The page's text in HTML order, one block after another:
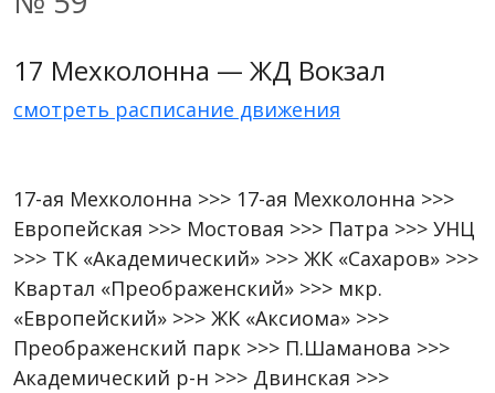
17 Мехколонна — ЖД Вокзал
смотреть расписание движения
17-ая Мехколонна >>> 17-ая Мехколонна >>>
Европейская >>> Мостовая >>> Патра >>> УНЦ
>>> ТК «Академический» >>> ЖК «Сахаров» >>>
Квартал «Преображенский» >>> мкр.
«Европейский» >>> ЖК «Аксиома» >>>
Преображенский парк >>> П.Шаманова >>>
Академический р-н >>> Двинская >>>